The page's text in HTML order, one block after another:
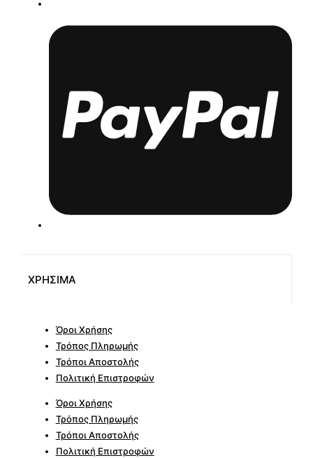
ΧΡΗΣΙΜΑ
Όροι Χρήσης
Τρόπος Πληρωμής
Τρόποι Αποστολής
Πολιτική Επιστροφών
Όροι Χρήσης
Τρόπος Πληρωμής
Τρόποι Αποστολής
Πολιτική Επιστροφών